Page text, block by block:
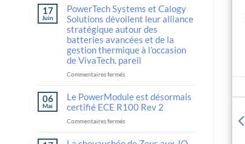
DraftPowerTech
Systems
supports
Stanley
Robotics
in
the
international
of
next-
generation
logistics
17
Juin
PowerTech Systems et Calogy
Solutions dévoilent leur alliance
stratégique autour des
batteries avancées et de la
gestion thermique à l’occasion
de VivaTech. pareil
Commentaires ferméssur
Systems
and
Calogy
Solutions
their
06
Mai
Le PowerModule est désormais
certifié ECE R100 Rev 2
Commentaires ferméssur
PowerModule